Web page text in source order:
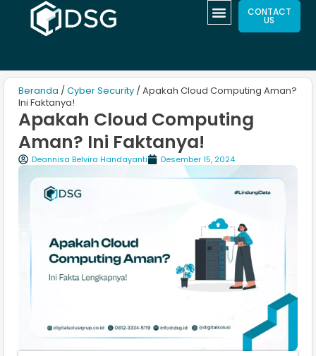
CONTACT
US
Beranda / Cyber Security / Apakah Cloud Computing Aman?
Ini Faktanya!
Apakah Cloud Computing
Aman? Ini Faktanya!
Deannisa Belvira Handayanti Desember 15, 2024